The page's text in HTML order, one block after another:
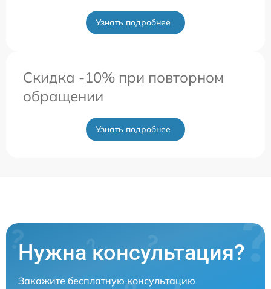
Узнать подробнее
Скидка -10% при повторном
обращении
Узнать подробнее
Нужна консультация?
Закажите бесплатную консультацию